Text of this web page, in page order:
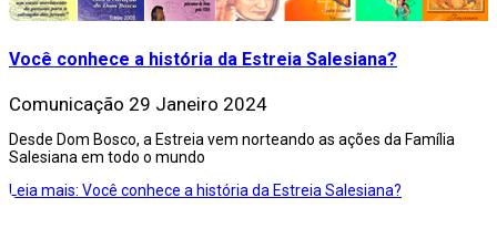
Você conhece a história da Estreia Salesiana?
Comunicação 29 Janeiro 2024
Desde Dom Bosco, a Estreia vem norteando as ações da Família
Salesiana em todo o mundo
Leia mais: Você conhece a história da Estreia Salesiana?